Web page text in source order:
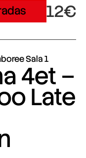
12€
Sala 1
4et –
Late